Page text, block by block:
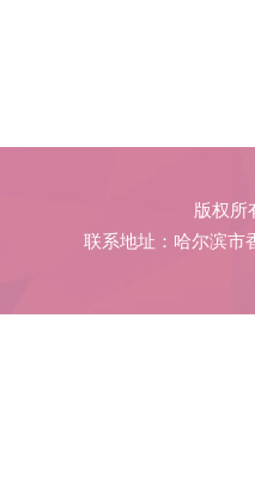
版权所
联系地址：哈尔滨市